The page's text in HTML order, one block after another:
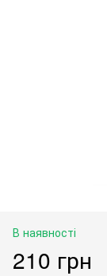
В наявності
210 грн